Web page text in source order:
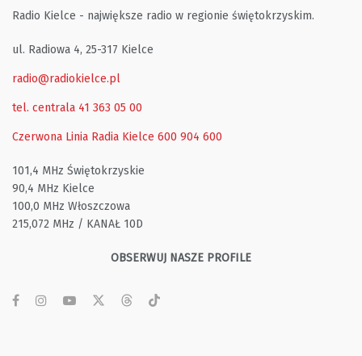
Radio Kielce - największe radio w regionie świętokrzyskim.
ul. Radiowa 4, 25-317 Kielce
radio@radiokielce.pl
tel. centrala 41 363 05 00
Czerwona Linia Radia Kielce 600 904 600
101,4 MHz Świętokrzyskie
90,4 MHz Kielce
100,0 MHz Włoszczowa
215,072 MHz / KANAŁ 10D
OBSERWUJ NASZE PROFILE